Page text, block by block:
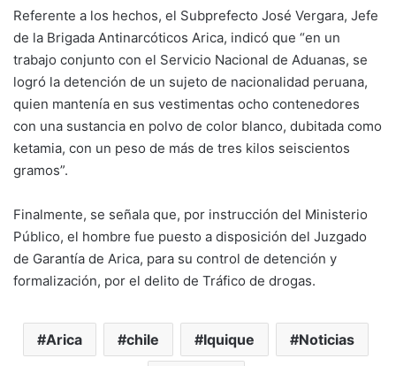
Referente a los hechos, el Subprefecto José Vergara, Jefe
de la Brigada Antinarcóticos Arica, indicó que “en un
trabajo conjunto con el Servicio Nacional de Aduanas, se
logró la detención de un sujeto de nacionalidad peruana,
quien mantenía en sus vestimentas ocho contenedores
con una sustancia en polvo de color blanco, dubitada como
ketamia, con un peso de más de tres kilos seiscientos
gramos”.
Finalmente, se señala que, por instrucción del Ministerio
Público, el hombre fue puesto a disposición del Juzgado
de Garantía de Arica, para su control de detención y
formalización, por el delito de Tráfico de drogas.
Arica chile Iquique Noticias